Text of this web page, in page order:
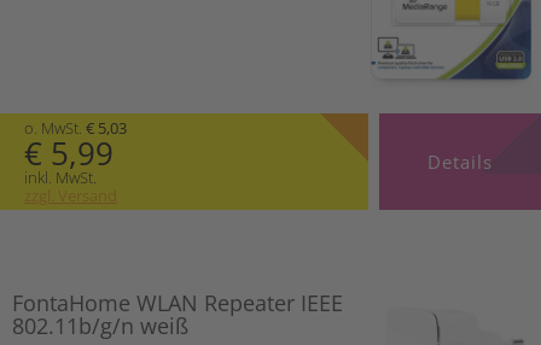
o. MwSt. € 5,03
€ 5,99
inkl. MwSt.
zzgl. Versand
Details
FontaHome WLAN Repeater IEEE
802.11b/g/n weiß